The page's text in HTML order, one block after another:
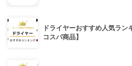
ドライヤーおすすめ人気ラン
コスパ商品】